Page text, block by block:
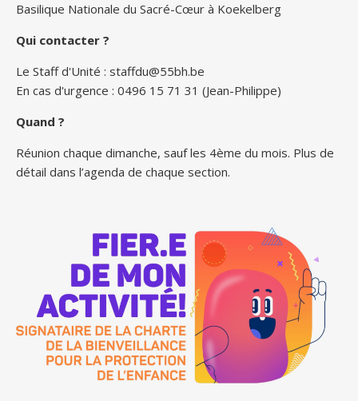
Basilique Nationale du Sacré-Cœur à Koekelberg
Qui contacter ?
Le Staff d'Unité : staffdu@55bh.be
En cas d'urgence : 0496 15 71 31 (Jean-Philippe)
Quand ?
Réunion chaque dimanche, sauf les 4ème du mois. Plus de
détail dans l’agenda de chaque section.